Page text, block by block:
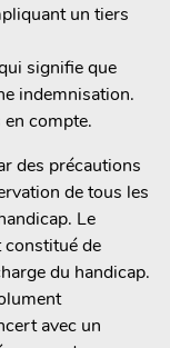
un tiers
signifie que
indemnisation.
compte.
des précautions
de tous les
Le
de
du handicap.
avec un